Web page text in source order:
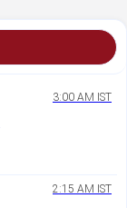
3:00 AM IST
2:15 AM IST